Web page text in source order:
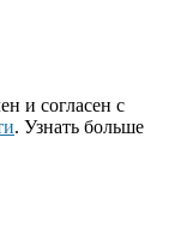
и согласен с
. Узнать больше